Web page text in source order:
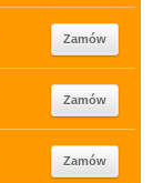
Zamów
Zamów
Zamów